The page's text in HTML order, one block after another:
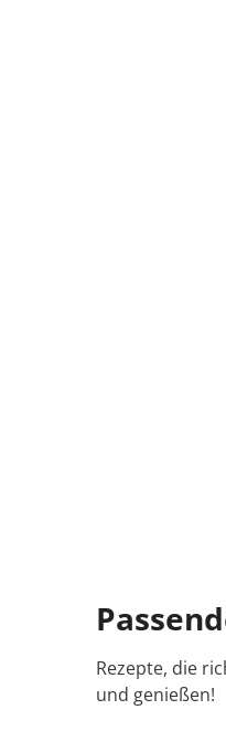
Rezepte, die
und genießen!